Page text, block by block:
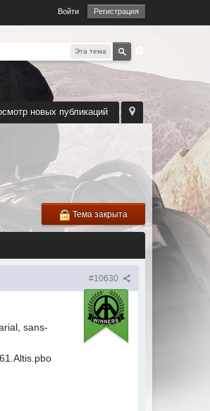
Войти Регистрация
Эта тема
новых публикаций
Тема закрыта
#10630
sans-